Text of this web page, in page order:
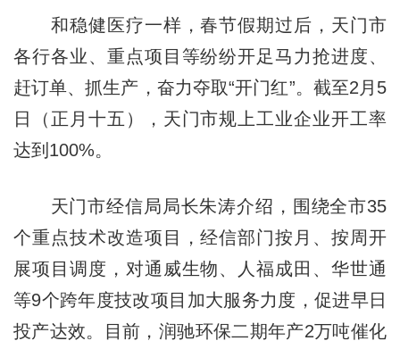
和稳健医疗一样，春节假期过后，天门市
各行各业、重点项目等纷纷开足马力抢进度、
赶订单、抓生产，奋力夺取“开门红”。截至2月5
日（正月十五），天门市规上工业企业开工率
达到100%。
天门市经信局局长朱涛介绍，围绕全市35
个重点技术改造项目，经信部门按月、按周开
展项目调度，对通威生物、人福成田、华世通
等9个跨年度技改项目加大服务力度，促进早日
投产达效。目前，润驰环保二期年产2万吨催化